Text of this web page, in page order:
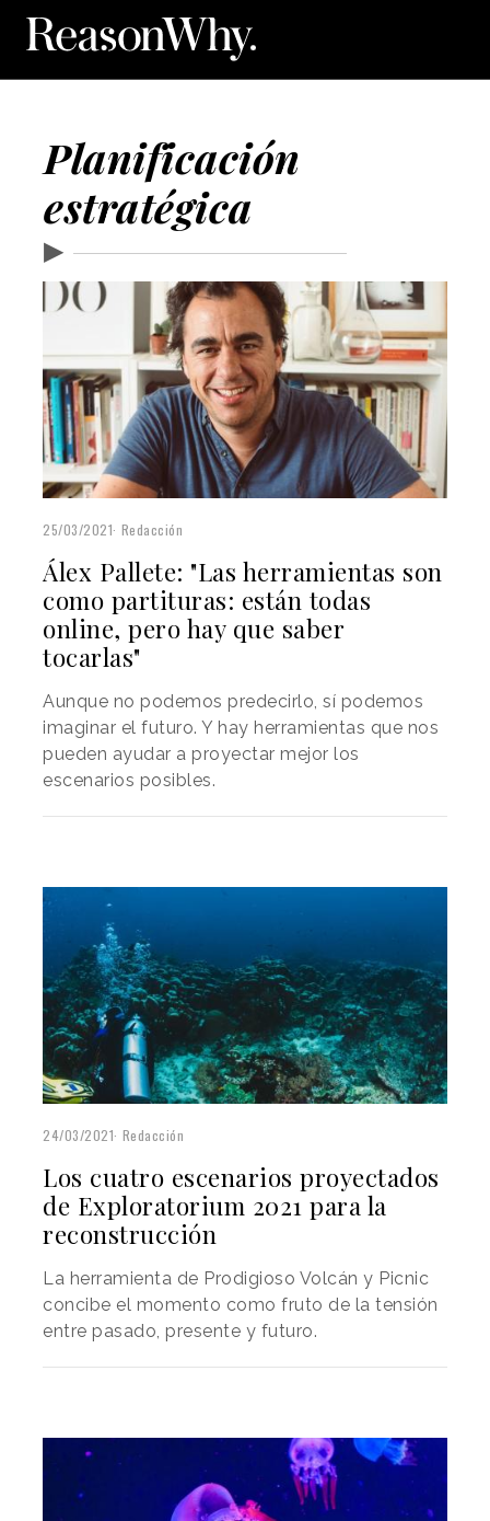
Planificación
estratégica
▶
25/03/2021 Redacción
Álex Pallete: "Las herramientas son
como partituras: están todas
online, pero hay que saber
tocarlas"
Aunque no podemos predecirlo, sí podemos
imaginar el futuro. Y hay herramientas que nos
pueden ayudar a proyectar mejor los
escenarios posibles.
24/03/2021 Redacción
Los cuatro escenarios proyectados
de Exploratorium 2021 para la
reconstrucción
La herramienta de Prodigioso Volcán y Picnic
concibe el momento como fruto de la tensión
entre pasado, presente y futuro.